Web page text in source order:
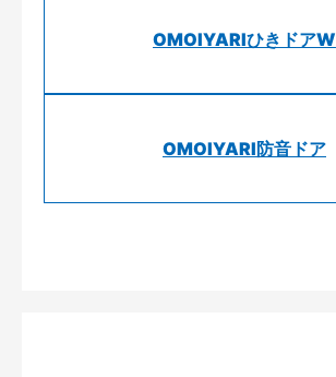
OMOIYARIひきドアW
OMOIYARI防音ドア